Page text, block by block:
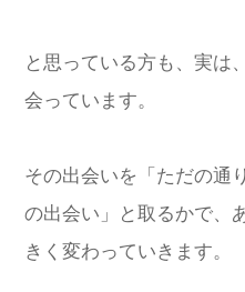
と思っている方も、実は
会っています。
その出会いを「ただの通
の出会い」と取るかで、
きく変わっていきます。